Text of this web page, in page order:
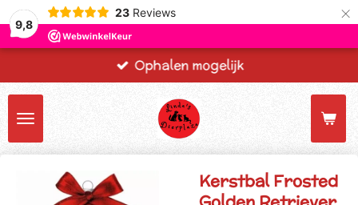
9,8
23 Reviews ×
Ophalen mogelijk
Kerstbal Frosted